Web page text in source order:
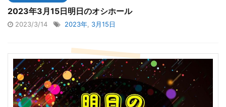
2023年3月15日明日のオシホール
2023/3/14 2023年 3月15日